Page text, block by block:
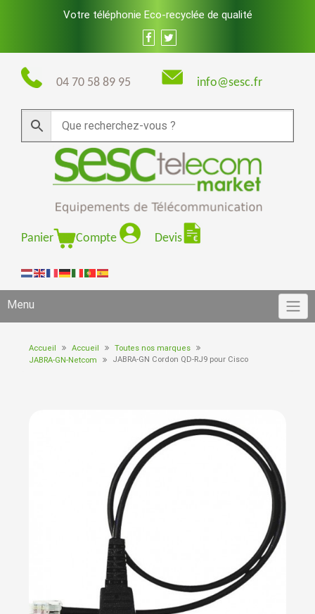
Votre téléphonie Eco-recyclée de qualité
04 70 58 89 95 info@sesc.fr
Panier Compte Devis
Menu
Accueil Accueil
Toutes nos marques
JABRA-GN-Netcom
JABRA-GN Cordon QD-RJ9 pour Cisco